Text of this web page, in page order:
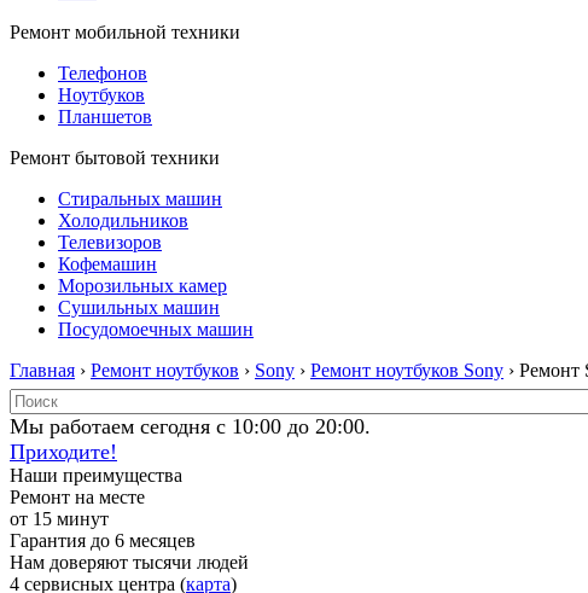
Ремонт мобильной техники
Телефонов
Ноутбуков
Планшетов
Ремонт бытовой техники
Стиральных машин
Холодильников
Телевизоров
Кофемашин
Морозильных камер
Сушильных машин
Посудомоечных машин
Главная › Ремонт ноутбуков › Sony › Ремонт ноутбуков Sony ›
Мы работаем сегодня с 10:00 до 20:00.
Приходите!
Наши преимущества
Ремонт на месте
от 15 минут
Гарантия до 6 месяцев
Нам доверяют тысячи людей
4 сервисных центра (карта)